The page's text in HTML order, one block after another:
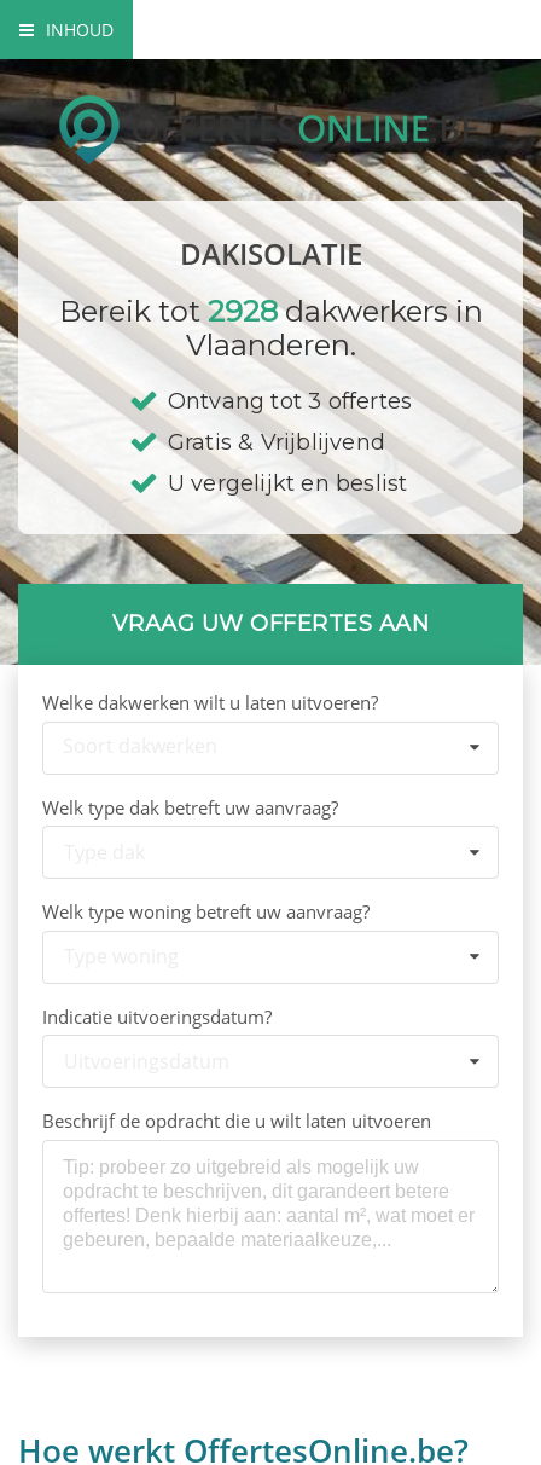
INHOUD
Soorten dakisolatie
Mogelijkheden dakisolatie
Wettelijke verplichtingen
Bedrijf registreren DAKISOLATIE
Bereik tot2928dakwerkers in
Vlaanderen.
Ontvang tot 3 offertes
Gratis & Vrijblijvend
U vergelijkt en beslist
VRAAG UW OFFERTES AAN
Welke dakwerken wilt u laten uitvoeren?
Welk type dak betreft uw aanvraag?
Welk type woning betreft uw aanvraag?
Indicatie uitvoeringsdatum?
Beschrijf de opdracht die u wilt laten uitvoeren
Hoe werkt OffertesOnline.be?